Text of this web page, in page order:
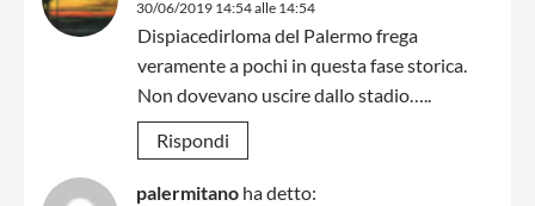
30/06/2019 14:54 alle 14:54
Dispiacedirloma del Palermo frega
veramente a pochi in questa fase storica.
Non dovevano uscire dallo stadio…..
Rispondi
palermitano ha detto: